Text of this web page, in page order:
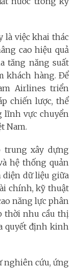
là việc khai thác
cao hiệu quả
tăng năng suất
khách hàng. Để
Airlines triển
chiến lược, thể
lĩnh vực chuyển
Nam.
trung xây dựng
hệ thống quản
dữ liệu giữa
chính, kỹ thuật
năng lực phân
thời nhu cầu thị
quyết định kinh
nghiên cứu, ứng